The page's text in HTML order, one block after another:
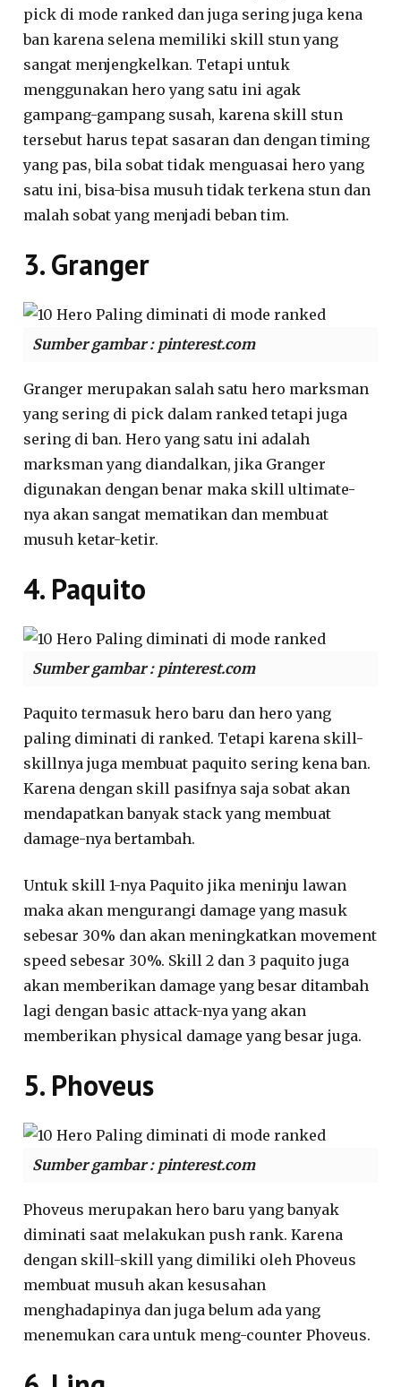
pick di mode ranked dan juga sering juga kena
ban karena selena memiliki skill stun yang
sangat menjengkelkan. Tetapi untuk
menggunakan hero yang satu ini agak
gampang-gampang susah, karena skill stun
tersebut harus tepat sasaran dan dengan timing
yang pas, bila sobat tidak menguasai hero yang
satu ini, bisa-bisa musuh tidak terkena stun dan
malah sobat yang menjadi beban tim.
3. Granger
Sumber gambar : pinterest.com
Granger merupakan salah satu hero marksman
yang sering di pick dalam ranked tetapi juga
sering di ban. Hero yang satu ini adalah
marksman yang diandalkan, jika Granger
digunakan dengan benar maka skill ultimate-
nya akan sangat mematikan dan membuat
musuh ketar-ketir.
4. Paquito
Sumber gambar : pinterest.com
Paquito termasuk hero baru dan hero yang
paling diminati di ranked. Tetapi karena skill-
skillnya juga membuat paquito sering kena ban.
Karena dengan skill pasifnya saja sobat akan
mendapatkan banyak stack yang membuat
damage-nya bertambah.
Untuk skill 1-nya Paquito jika meninju lawan
maka akan mengurangi damage yang masuk
sebesar 30% dan akan meningkatkan movement
speed sebesar 30%. Skill 2 dan 3 paquito juga
akan memberikan damage yang besar ditambah
lagi dengan basic attack-nya yang akan
memberikan physical damage yang besar juga.
5. Phoveus
Sumber gambar : pinterest.com
Phoveus merupakan hero baru yang banyak
diminati saat melakukan push rank. Karena
dengan skill-skill yang dimiliki oleh Phoveus
membuat musuh akan kesusahan
menghadapinya dan juga belum ada yang
menemukan cara untuk meng-counter Phoveus.